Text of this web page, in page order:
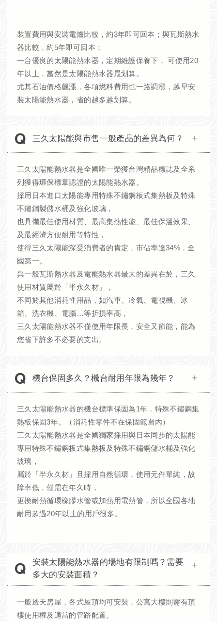
裝置費用與安裝電爐比較，約3年即可回本；與瓦斯熱水
器比較，約5年即可回本；
一台優良的太陽能熱水器，定期維護保養下， 可使用20
年以上，當然是太陽能熱水器最划算。
尤其石油價格飆漲，各項燃料費用也一路調漲，越早安
裝太陽能熱水器，省的越多越划算。
三久太陽能與市售一般產品的差異為何？
三久太陽能熱水器是全國唯一榮獲台灣精品標誌及全系
列獲得環保標章認證的太陽能熱水器。
採用日本進口太陽能專用特殊不鏽鋼板式集熱板及特殊
不鏽鋼製儲水桶及強化玻璃，
也具備最佳使用材質、最高集熱性能、最佳保溫效果、
及最經濟方便耐用等特性，
使得三久太陽能深受消費者的肯定，市佔率達34%，全
國第一。
與一般瓦斯熱水器及電能熱水器最大的差異在於，三久
使用材質屬於「半永久材」，
不同於其他消耗性用品，如汽車、冷氣、電視機、冰
箱、洗衣機、電腦…等折損率高，
三久太陽能熱水器不僅使用年限長，安全又節能，能為
您省下許多不必要的支出。
機台保固多久？機台耐用年限為幾年？
三久太陽能熱水器的機台標準保固為1年，特殊不鏽鋼集
熱板保固3年。（消耗性零件不在保固範圍內）
三久太陽能熱水器是全國獨家採用與日本同步的太陽能
專用特殊不鏽鋼板式集熱板及特殊不鏽鋼儲水桶及強化
玻璃，
屬於「半永久材」且採用自然循環，使用元件單純，故
障率低，僅需在年久時，
更換耐熱循環橡膠水管或加熱用電熱管，所以全國各地
耐用超過20年以上的用戶很多。
安裝太陽能熱水器的場地有限制嗎？需要
多大的安裝面積？
一般透天房屋，各式屋頂均可安裝，公寓大樓則需有頂
樓使用權及適當的管路配置。